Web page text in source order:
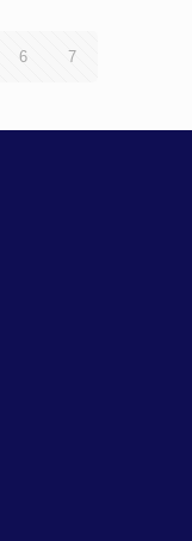
6 7